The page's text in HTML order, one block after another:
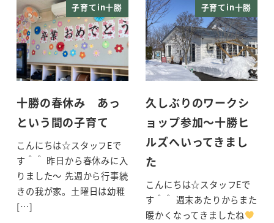
子育てin十勝
十勝の春休み あっ
という間の子育て
こんにちは☆スタッフEで
す＾＾ 昨日から春休みに入
りました～ 先週から行事続
きの我が家。土曜日は幼稚
[…]
子育てin十勝
久しぶりのワークシ
ョップ参加～十勝ヒ
ルズへいってきまし
た
こんにちは☆スタッフEで
す＾＾ 週末あたりからまた
暖かくなってきましたね